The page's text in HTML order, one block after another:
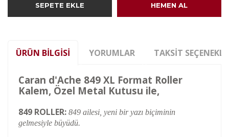
SEPETE EKLE HEMEN AL
ÜRÜN BILGISI YORUMLAR TAKSIT
Caran d'Ache 849 XL Format Roller
Kalem, Özel Metal Kutusu ile,
849 ROLLER: 849 ailesi, yeni bir yazı biçiminin
gelmesiyle büyüdü.